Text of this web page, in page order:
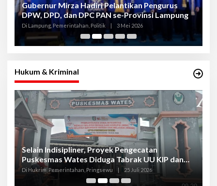
Gubernur Mirza Hadiri Pelantikan Pengurus
DPW, DPD, dan DPC PAN se-Provinsi Lampung
Di Lampung, Pemerintahan, Politik | 3 Mei 2026
Hukum & Kriminal
Selain Indisipliner, Proyek Pengecatan
Puskesmas Wates Diduga Tabrak UU KIP dan
Libatkan Oknum Kadis
Di Hukrim, Pemerintahan, Pringsewu | 25 Juli 2026